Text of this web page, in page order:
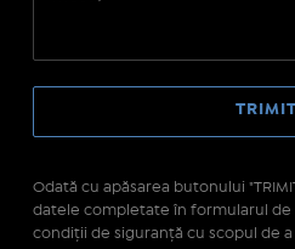
Odată cu apăsarea butonului
datele completate în formularul de
condiţii de siguranţă cu scopul de